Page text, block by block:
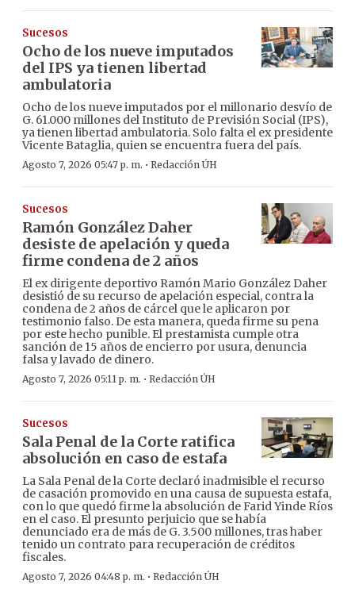
Sucesos
Ocho de los nueve imputados
del IPS ya tienen libertad
ambulatoria
Ocho de los nueve imputados por el millonario desvío de
G. 61.000 millones del Instituto de Previsión Social (IPS),
ya tienen libertad ambulatoria. Solo falta el ex presidente
Vicente Bataglia, quien se encuentra fuera del país.
Agosto 7, 2026 05:47 p. m. · Redacción ÚH
Sucesos
Ramón González Daher
desiste de apelación y queda
firme condena de 2 años
El ex dirigente deportivo Ramón Mario González Daher
desistió de su recurso de apelación especial, contra la
condena de 2 años de cárcel que le aplicaron por
testimonio falso. De esta manera, queda firme su pena
por este hecho punible. El prestamista cumple otra
sanción de 15 años de encierro por usura, denuncia
falsa y lavado de dinero.
Agosto 7, 2026 05:11 p. m. · Redacción ÚH
Sucesos
Sala Penal de la Corte ratifica
absolución en caso de estafa
La Sala Penal de la Corte declaró inadmisible el recurso
de casación promovido en una causa de supuesta estafa,
con lo que quedó firme la absolución de Farid Yinde Ríos
en el caso. El presunto perjuicio que se había
denunciado era de más de G. 3.500 millones, tras haber
tenido un contrato para recuperación de créditos
fiscales.
Agosto 7, 2026 04:48 p. m. · Redacción ÚH